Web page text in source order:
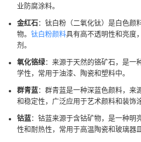
业防腐涂料。
金红石：钛白粉（二氧化钛）是白色颜
物。 钛白粉颜料具有高不透明性和亮度
剂。
氧化铬绿：来源于天然的铬矿石，是一
学性，常用于油漆、陶瓷和塑料中。
群青蓝：群青蓝是一种深蓝色颜料，来
和稳定性，广泛应用于艺术颜料和装饰
钴蓝：钴蓝来源于含钴矿物，是一种明
性和耐热性，常用于高温陶瓷和玻璃器